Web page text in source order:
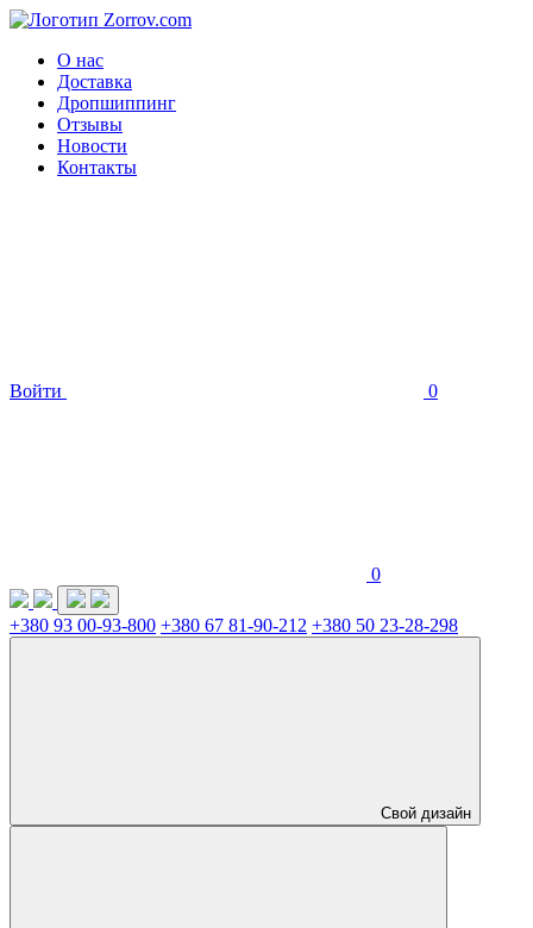
О нас
Доставка
Дропшиппинг
Отзывы
Новости
Контакты
Войти 0
0
+380 93 00-93-800 +380 67 81-90-212 +380 50 23-28-298
Свой дизайн